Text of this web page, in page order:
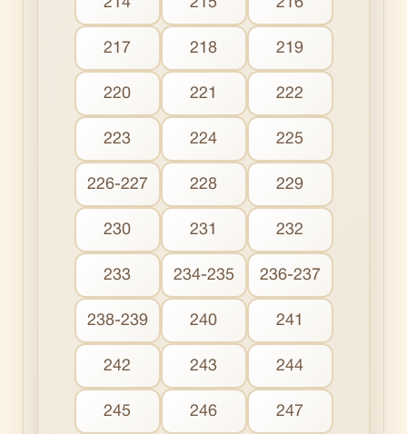
217 218 219
220 221 222
223 224 225
226-227 228 229
230 231 232
233 234-235 236-237
238-239 240 241
242 243 244
245 246 247